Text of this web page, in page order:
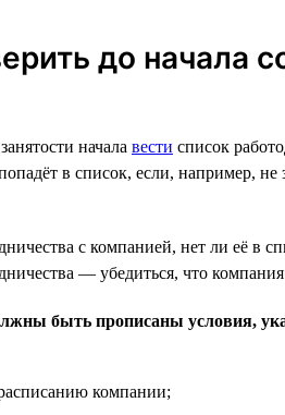
до начала
начала вести список
в список, если, например,
с компанией, нет ли её в
— убедиться, что
быть прописаны условия,
компании;